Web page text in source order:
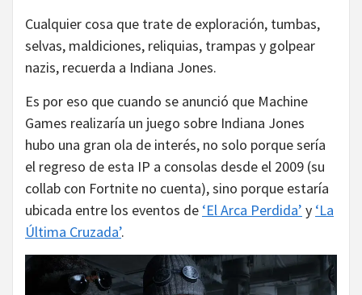
Cualquier cosa que trate de exploración, tumbas,
selvas, maldiciones, reliquias, trampas y golpear
nazis, recuerda a Indiana Jones.
Es por eso que cuando se anunció que Machine
Games realizaría un juego sobre Indiana Jones
hubo una gran ola de interés, no solo porque sería
el regreso de esta IP a consolas desde el 2009 (su
collab con Fortnite no cuenta), sino porque estaría
ubicada entre los eventos de ‘El Arca Perdida’ y ‘La
Última Cruzada’.